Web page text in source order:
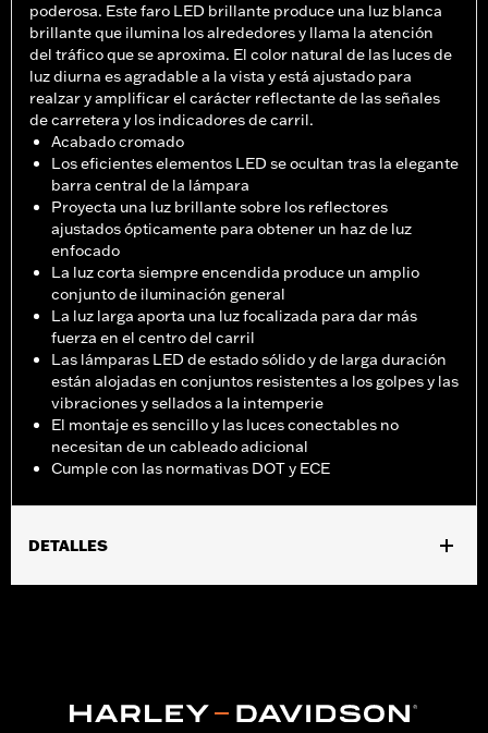
poderosa. Este faro LED brillante produce una luz blanca
brillante que ilumina los alrededores y llama la atención
del tráfico que se aproxima. El color natural de las luces de
luz diurna es agradable a la vista y está ajustado para
realzar y amplificar el carácter reflectante de las señales
de carretera y los indicadores de carril.
Acabado cromado
Los eficientes elementos LED se ocultan tras la elegante
barra central de la lámpara
Proyecta una luz brillante sobre los reflectores
ajustados ópticamente para obtener un haz de luz
enfocado
La luz corta siempre encendida produce un amplio
conjunto de iluminación general
La luz larga aporta una luz focalizada para dar más
fuerza en el centro del carril
Las lámparas LED de estado sólido y de larga duración
están alojadas en conjuntos resistentes a los golpes y las
vibraciones y sellados a la intemperie
El montaje es sencillo y las luces conectables no
necesitan de un cableado adicional
Cumple con las normativas DOT y ECE
DETALLES
modelos (excepto XG500, XG750 y XG750A) requieren la
compra por separado del Kit de Cubierta de Faro N/P 67700455.